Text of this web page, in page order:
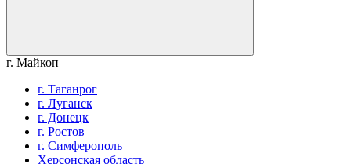
г. Майкоп
г. Таганрог
г. Луганск
г. Донецк
г. Ростов
г. Симферополь
Херсонская область